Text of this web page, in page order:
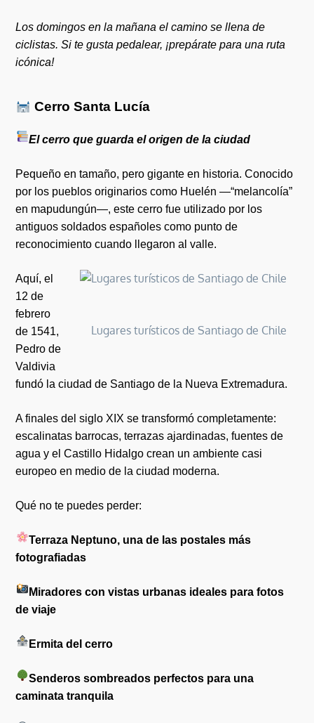
Los domingos en la mañana el camino se llena de
ciclistas. Si te gusta pedalear, ¡prepárate para una ruta
icónica!
Cerro Santa Lucía
El cerro que guarda el origen de la ciudad
Pequeño en tamaño, pero gigante en historia. Conocido
por los pueblos originarios como Huelén —“melancolía”
en mapudungún—, este cerro fue utilizado por los
antiguos soldados españoles como punto de
reconocimiento cuando llegaron al valle.
Lugares turísticos de Santiago de Chile
Aquí, el
12 de
febrero
de 1541,
Pedro de
Valdivia
fundó la ciudad de Santiago de la Nueva Extremadura.
A finales del siglo XIX se transformó completamente:
escalinatas barrocas, terrazas ajardinadas, fuentes de
agua y el Castillo Hidalgo crean un ambiente casi
europeo en medio de la ciudad moderna.
Qué no te puedes perder:
Terraza Neptuno, una de las postales más
fotografiadas
Miradores con vistas urbanas ideales para fotos
de viaje
Ermita del cerro
Senderos sombreados perfectos para una
caminata tranquila